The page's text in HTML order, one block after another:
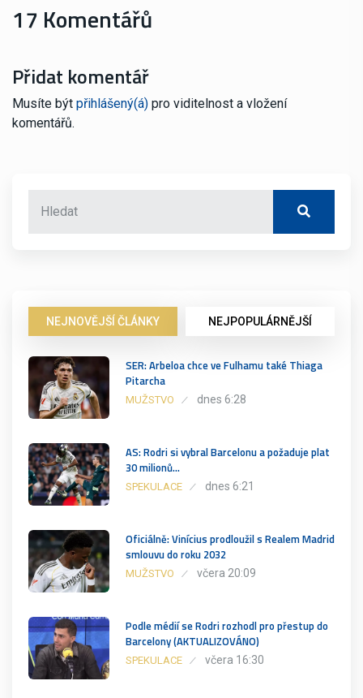
17 Komentářů
Přidat komentář
Musíte být přihlášený(á) pro viditelnost a vložení
komentářů.
NEJNOVĚJŠÍ ČLÁNKY NEJPOPULÁRNĚJŠÍ
SER: Arbeloa chce ve Fulhamu také Thiaga
Pitarcha
MUŽSTVO dnes 6:28
AS: Rodri si vybral Barcelonu a požaduje plat
30 milionů…
SPEKULACE dnes 6:21
Oficiálně: Vinícius prodloužil s Realem Madrid
smlouvu do roku 2032
MUŽSTVO včera 20:09
Podle médií se Rodri rozhodl pro přestup do
Barcelony (AKTUALIZOVÁNO)
SPEKULACE včera 16:30